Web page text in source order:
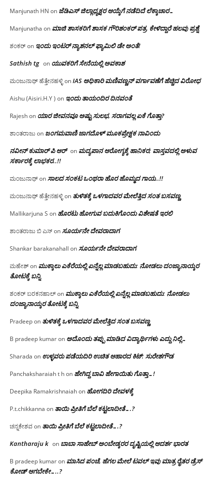
Manjunath HN on ಜೆಡಿಎಸ್ ಜಿಲ್ಲಾಧ್ಯಕ್ಷರ ಆಯ್ಕೆಗೆ ನಡೆದಿದೆ ಲೆಕ್ಕಾಚಾರ…
Manjunatha on ಮಾಜಿ ಶಾಸಕರಿಗೆ ಶಾಸಕ ಗೌರಿಶಂಕರ್ ಪತ್ರ, ಕೇಳಿದ್ದಾರೆ ಹಲವು ಪ್ರಶ್ನೆ
ಶಂಕರ್on ಇಂದು ಇಂಟರ್ ನ್ಯಾಶನಲ್ ಫ್ಯಾಮಿಲಿ ಡೇ ಅಂತೆ!
Sathish tg on ಯುವಕರಿಗೆ ಸೇನೆಯಲ್ಲಿ ಅವಕಾಶ
ಮಂಜುನಾಥ್ ಹೆತ್ತೇನಹಳ್ಳಿonIAS ಅಧಿಕಾರಿ ಮಣಿವಣ್ಣನ್ ವರ್ಗಾವಣೆಗೆ ಹೆಚ್ಚಿದ‌ ವಿರೋಧ
Aishu (Aisiri.H.Y ) on ಇಂದು ತಾಯಂದಿರ ದಿನವಂತೆ
Rajeshon ಯಾರ ಜೀವನವೂ ಅಷ್ಟು ಸುಲಭ, ಸರಾಗವಲ್ಲ ಏಕೆ ಗೊತ್ತಾ?
ಶಾಂತರಾಜುon ಜಂಗಮವಾಣಿ ಜಾಗದೊಳ್ ಮೂಕಪ್ರೇಕ್ಷಕ ನಾವಿಂದು
ನವೀನ್ ಕುಮಾರ್ ಪಿ ಆರ್ on ಮದ್ಯಪಾನ ಆರೋಗ್ಯಕ್ಕೆ ಹಾನಿಕರ; ವಾಸ್ತವದಲ್ಲಿ ಅಳುವ
ಸರ್ಕಾರಕ್ಕೆ ಲಾಭಕರ..!!
ಮಂಜುನಾಥ್on ಸಾಲದ ಸಂಕಟ ಒಂಥರಾ ಹೊರ ಹೊಮ್ಮದ ಗಾಯ..!!
ಮಂಜುನಾಥ್ ಹೆತ್ತೇನಹಳ್ಳಿon ತುಳಿತಕ್ಕೆ ಒಳಗಾದವರ ಮೇಲೆತ್ತಿದ ಸಂತ ಬಸವಣ್ಣ
Mallikarjuna S on ಹೊರಟು ಹೋಗುವ ಬದುಕಿಗೊಂದು ವಿಶೇಷತೆ ಇರಲಿ
ಶಾಂತರಾಜು ಬಿ ಎಸ್on ಸೂರ್ಯನೇ ದೇವರಾದಾಗ
Shankar barakanahall on ಸೂರ್ಯನೇ ದೇವರಾದಾಗ
ಮಹೇಶ್on ಮುಕ್ಕಾಲು ಎಕೆರೆಯಲ್ಲಿ ಏನ್ನೆಲ್ಲ‌ ಮಾಡಬಹುದು: ನೋಡಲು ದಂಜ್ಯಾನಾಯ್ಕರ
ತೋಟಕ್ಕೆ ಬನ್ನಿ
ಶಂಕರ್ ಬರಕನಹಾಲ್on ಮುಕ್ಕಾಲು ಎಕೆರೆಯಲ್ಲಿ ಏನ್ನೆಲ್ಲ‌ ಮಾಡಬಹುದು: ನೋಡಲು
ದಂಜ್ಯಾನಾಯ್ಕರ ತೋಟಕ್ಕೆ ಬನ್ನಿ
Pradeepon ತುಳಿತಕ್ಕೆ ಒಳಗಾದವರ ಮೇಲೆತ್ತಿದ ಸಂತ ಬಸವಣ್ಣ
B pradeep kumaron ಅದೊಂದು ತಪ್ಪು ಮಾಡಿದ ವಿದ್ಯಾರ್ಥಿಗಳು ಎದ್ದು ನಿಲ್ಲಿ…
Sharada on ಉಳ್ಳವರು ಪಡೆಯದಿರಿ ಉಚಿತ ಆಹಾರದ ಕಿಟ್: ಸುರೇಶಗೌಡ
Panchaksharaiah t hon ಹೇಗಿದ್ದ ಬಾವಿ ಹೇಗಾಯಿತು ಗೊತ್ತಾ…!
Deepika Ramakrishnaiahon ಹೋಗದಿರಿ ದೇವಳಕ್ಕೆ
P.t.chikkanna on ತಾಯಿ ಪ್ರೀತಿಗೆ ಬೆಲೆ ಕಟ್ಟಲಾದೀತೆ….?
ಚನ್ನಕೇಶವon ತಾಯಿ ಪ್ರೀತಿಗೆ ಬೆಲೆ ಕಟ್ಟಲಾದೀತೆ….?
Kantharaju k on ಬಾಬಾ ಸಾಹೇಬ್ ಅಂಬೇಡ್ಕರರ ದೃಷ್ಟಿಯಲ್ಲಿ ಆದರ್ಶ ಭಾರತ
B pradeep kumaron ಮಾಸಿದ ಪಂಚೆ, ಹೆಗಲ ಮೇಲೆ ಟವಲ್‌ ಇವು ಮಾತ್ರ ರೈತರ ಡ್ರೆಸ್‌
ಕೋಡ್ ಆಗಬೇಕೇ…..?‌